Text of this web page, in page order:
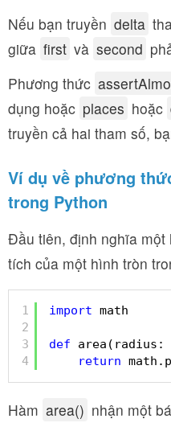
Nếu bạn truyền delta
giữa first và second
Phương thức
dụng hoặc places hoặc
truyền cả hai tham số,
Ví dụ về phương
trong Python
Đầu tiên, định nghĩa một
tích của một hình tròn
1
2
3
4
import math
def area(radius:
return
Hàm area() nhận một